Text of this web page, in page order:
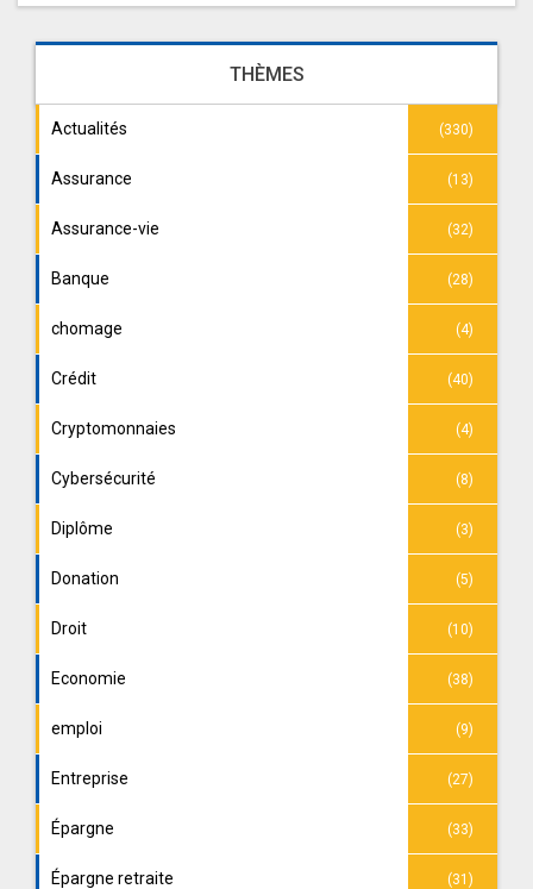
THÈMES
Actualités (330)
Assurance (13)
Assurance-vie (32)
Banque (28)
chomage (4)
Crédit (40)
Cryptomonnaies (4)
Cybersécurité (8)
Diplôme (3)
Donation (5)
Droit (10)
Economie (38)
emploi (9)
Entreprise (27)
Épargne (33)
Épargne retraite (31)